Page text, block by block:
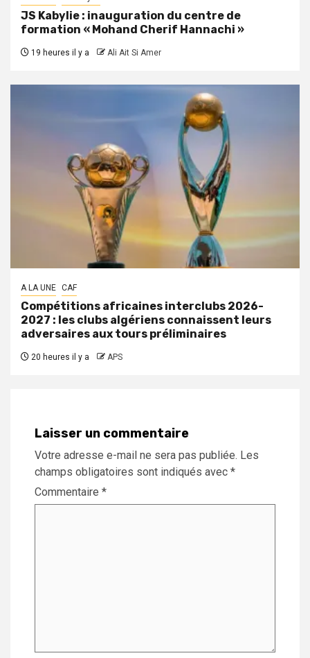
JS Kabylie : inauguration du centre de
formation « Mohand Cherif Hannachi »
19 heures il y a Ali Ait Si Amer
A LA UNE CAF
Compétitions africaines interclubs 2026-
2027 : les clubs algériens connaissent leurs
adversaires aux tours préliminaires
20 heures il y a APS
Laisser un commentaire
Votre adresse e-mail ne sera pas publiée. Les
champs obligatoires sont indiqués avec *
Commentaire *